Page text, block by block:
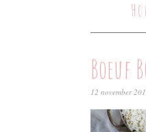
Boeuf
12 november